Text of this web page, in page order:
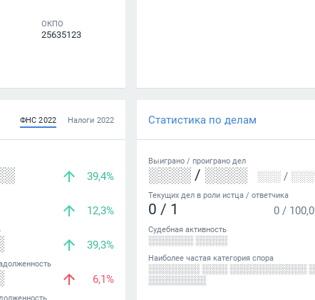
ОКПО
25635123
ФНС 2022 Налоги 2022
39,4%
12,3%
39,3%
6,1%
Статистика по делам
Выиграно / проиграно дел
░░░░ / ░░░░ ░░░ /
Текущих дел в роли истца / ответчика
0 / 1 0 /
Судебная активность
░░░░░░░ ░░░░░
Наиболее частая категория спора
░░░░░░░░ ░░░░ ░░░░░░░░░░░░
░░░░░░░░░